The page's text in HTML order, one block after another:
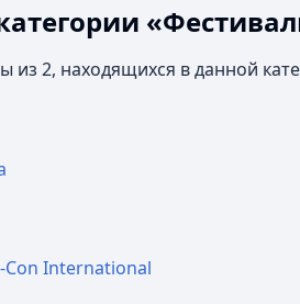
из 2, находящихся в данной
Con International